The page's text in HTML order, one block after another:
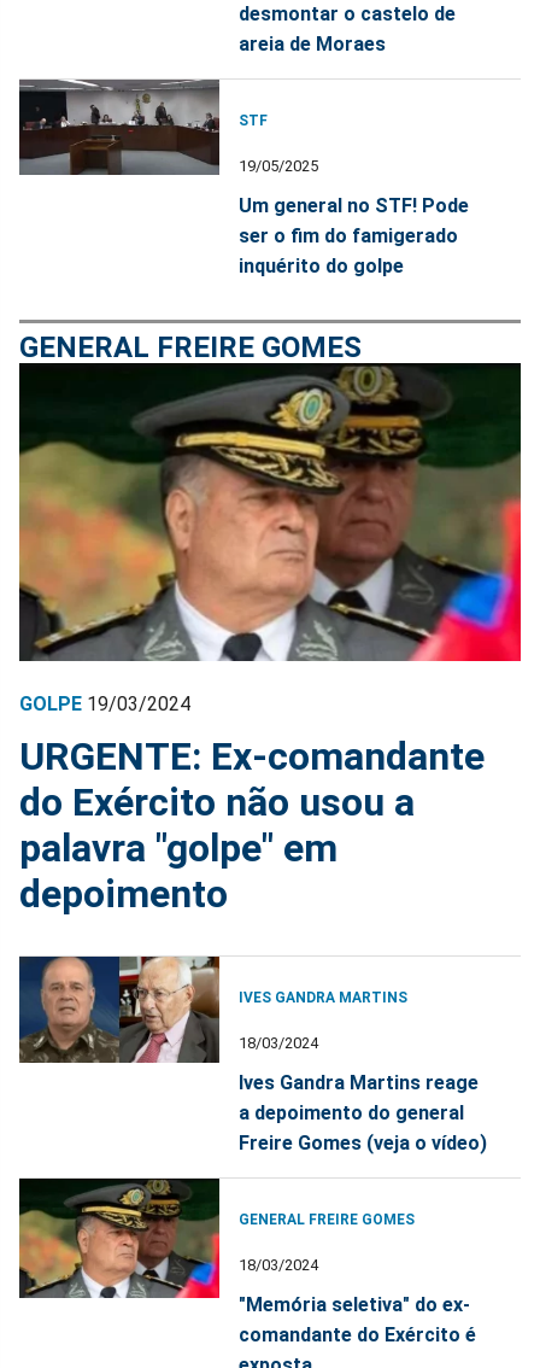
desmontar o castelo de
areia de Moraes
STF
19/05/2025
Um general no STF! Pode
ser o fim do famigerado
inquérito do golpe
GENERAL FREIRE GOMES
GOLPE 19/03/2024
URGENTE: Ex-comandante
do Exército não usou a
palavra "golpe" em
depoimento
IVES GANDRA MARTINS
18/03/2024
Ives Gandra Martins reage
a depoimento do general
Freire Gomes (veja o vídeo)
GENERAL FREIRE GOMES
18/03/2024
"Memória seletiva" do ex-
comandante do Exército é